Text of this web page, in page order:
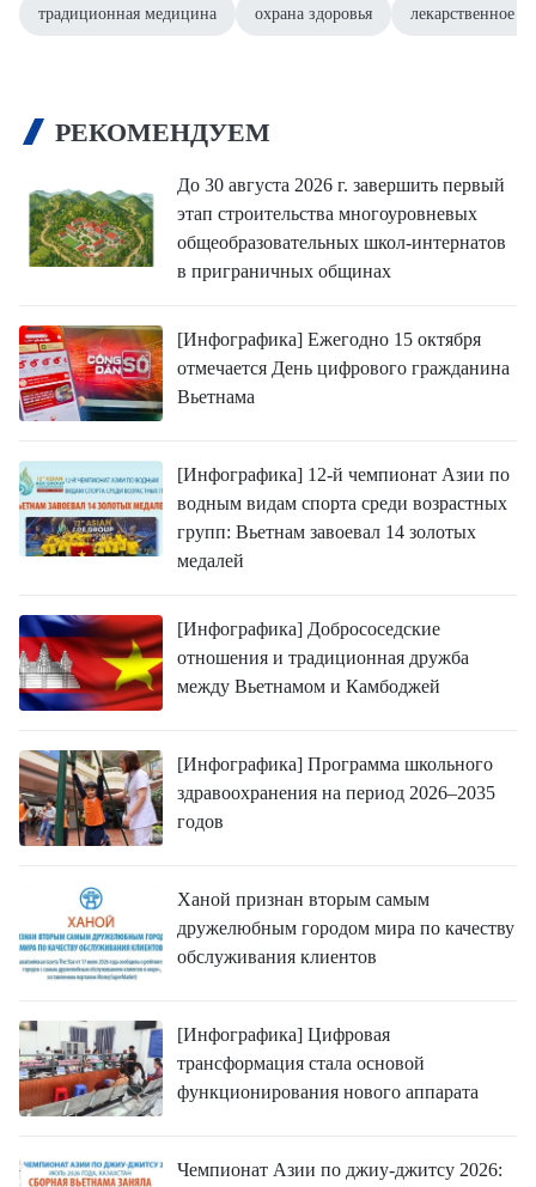
традиционная медицина охрана здоровья лекарственное
РЕКОМЕНДУЕМ
До 30 августа 2026 г. завершить первый
этап строительства многоуровневых
общеобразовательных школ-интернатов
в приграничных общинах
[Инфографика] Ежегодно 15 октября
отмечается День цифрового гражданина
Вьетнама
[Инфографика] 12-й чемпионат Азии по
водным видам спорта среди возрастных
групп: Вьетнам завоевал 14 золотых
медалей
[Инфографика] Добрососедские
отношения и традиционная дружба
между Вьетнамом и Камбоджей
[Инфографика] Программа школьного
здравоохранения на период 2026–2035
годов
Ханой признан вторым самым
дружелюбным городом мира по качеству
обслуживания клиентов
[Инфографика] Цифровая
трансформация стала основой
функционирования нового аппарата
Чемпионат Азии по джиу-джитсу 2026: